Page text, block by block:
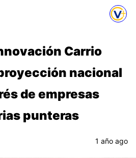
Carrio
nacional
de empresas
punteras
1 año ago